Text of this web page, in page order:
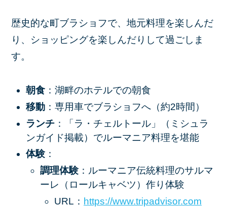
歴史的な町ブラショフで、地元料理を楽しんだ
り、ショッピングを楽しんだりして過ごしま
す。
朝食：湖畔のホテルでの朝食
移動：専用車でブラショフへ（約2時間）
ランチ：「ラ・チェルトール」（ミシュラ
ンガイド掲載）でルーマニア料理を堪能
体験：
調理体験：ルーマニア伝統料理のサルマ
ーレ（ロールキャベツ）作り体験
URL： https://www.tripadvisor.com